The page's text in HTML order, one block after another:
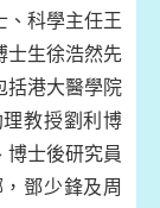
、科學主任王
士生徐浩然先
括港大醫學院
教授劉利博
博士後研究員
鄧少鋒及周